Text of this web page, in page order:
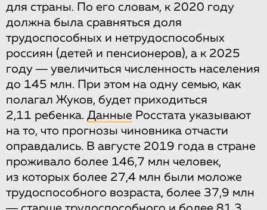
для страны. По его словам, к 2020 году
должна была сравняться доля
трудоспособных и нетрудоспособных
россиян (детей и пенсионеров), а к 2025
году ― увеличиться численность населения
до 145 млн. При этом на одну семью, как
полагал Жуков, будет приходиться
2,11 ребенка. Данные Росстата указывают
на то, что прогнозы чиновника отчасти
оправдались. В августе 2019 года в стране
проживало более 146,7 млн человек,
из которых более 27,4 млн были моложе
трудоспособного возраста, более 37,9 млн